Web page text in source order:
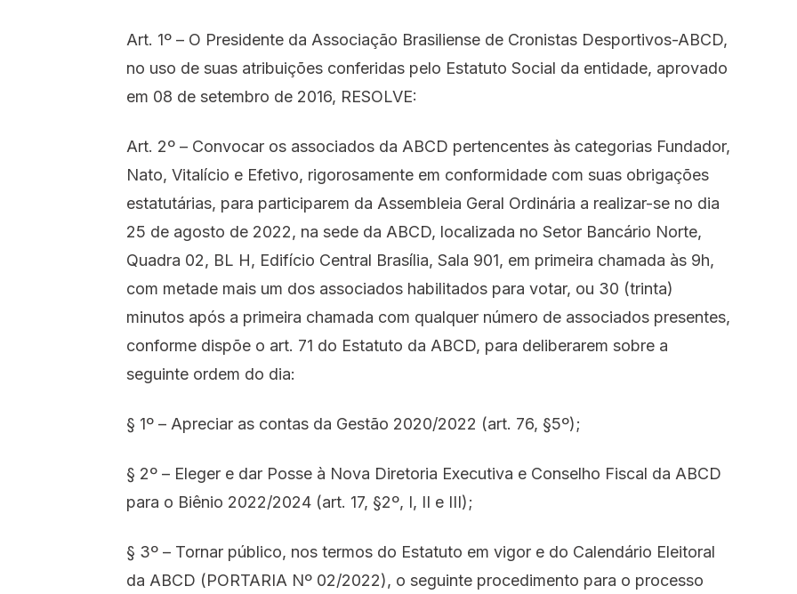
Art. 1º – O Presidente da Associação Brasiliense de Cronistas Desportivos-ABCD,
no uso de suas atribuições conferidas pelo Estatuto Social da entidade, aprovado
em 08 de setembro de 2016, RESOLVE:
Art. 2º – Convocar os associados da ABCD pertencentes às categorias Fundador,
Nato, Vitalício e Efetivo, rigorosamente em conformidade com suas obrigações
estatutárias, para participarem da Assembleia Geral Ordinária a realizar-se no dia
25 de agosto de 2022, na sede da ABCD, localizada no Setor Bancário Norte,
Quadra 02, BL H, Edifício Central Brasília, Sala 901, em primeira chamada às 9h,
com metade mais um dos associados habilitados para votar, ou 30 (trinta)
minutos após a primeira chamada com qualquer número de associados presentes,
conforme dispõe o art. 71 do Estatuto da ABCD, para deliberarem sobre a
seguinte ordem do dia:
§ 1º – Apreciar as contas da Gestão 2020/2022 (art. 76, §5º);
§ 2º – Eleger e dar Posse à Nova Diretoria Executiva e Conselho Fiscal da ABCD
para o Biênio 2022/2024 (art. 17, §2º, I, II e III);
§ 3º – Tornar público, nos termos do Estatuto em vigor e do Calendário Eleitoral
da ABCD (PORTARIA Nº 02/2022), o seguinte procedimento para o processo